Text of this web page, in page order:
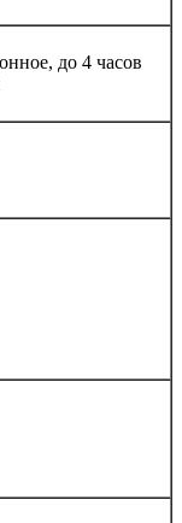
до 4 часов